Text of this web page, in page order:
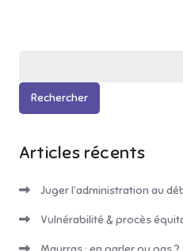
Articles récents
Juger l’administration au
Vulnérabilité & procès